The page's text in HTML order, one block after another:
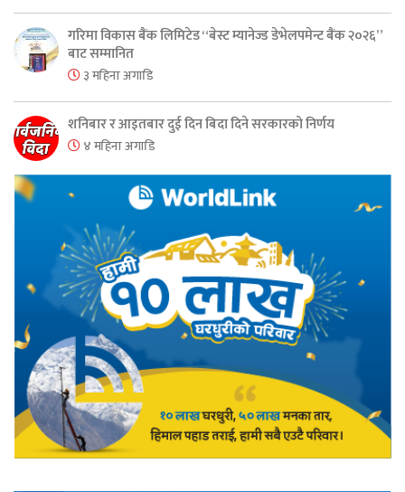
गरिमा विकास बैंक लिमिटेड “बेस्ट म्यानेज्ड डेभेलपमेन्ट बैंक २०२६”
बाट सम्मानित
३ महिना अगाडि
शनिबार र आइतबार दुई दिन बिदा दिने सरकारको निर्णय
४ महिना अगाडि